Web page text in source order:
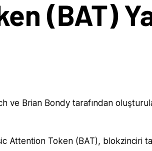
(BAT)
ve Brian Bondy tarafından
Token (BAT), blokzinciri